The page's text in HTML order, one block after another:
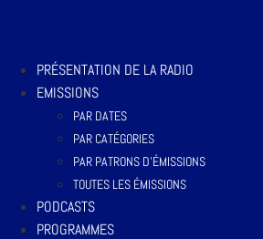
PRÉSENTATION DE LA RADIO
EMISSIONS
PAR DATES
PAR CATÉGORIES
PAR PATRONS D’ÉMISSIONS
TOUTES LES ÉMISSIONS
PODCASTS
PROGRAMMES